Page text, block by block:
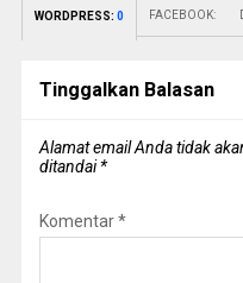
WORDPRESS: 0 FACEBOOK:
Tinggalkan Balasan
Alamat email Anda tidak
ditandai*
Komentar*